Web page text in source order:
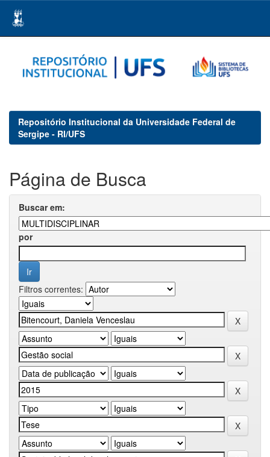
navigation
Repositório Institucional da Universidade Federal de
Sergipe - RI/UFS
Página de Busca
Buscar em:
por
Filtros correntes: